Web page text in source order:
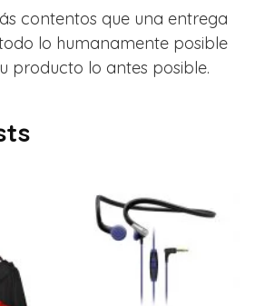
contentos que una entrega
lo humanamente posible
producto lo antes posible.